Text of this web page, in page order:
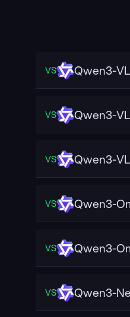
VS Qwen3-
VS Qwen3-
VS Qwen3-
VS Qwen3-
VS Qwen3-
VS Qwen3-